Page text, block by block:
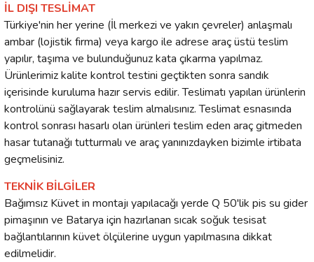
İL DIŞI TESLİMAT
Türkiye'nin her yerine (İl merkezi ve yakın çevreler) anlaşmalı
ambar (lojistik firma) veya kargo ile adrese araç üstü teslim
yapılır, taşıma ve bulunduğunuz kata çıkarma yapılmaz.
Ürünlerimiz kalite kontrol testini geçtikten sonra sandık
içerisinde kuruluma hazır servis edilir. Teslimatı yapılan ürünlerin
kontrolünü sağlayarak teslim almalısınız. Teslimat esnasında
kontrol sonrası hasarlı olan ürünleri teslim eden araç gitmeden
hasar tutanağı tutturmalı ve araç yanınızdayken bizimle irtibata
geçmelisiniz.
TEKNİK BİLGİLER
Bağımsız Küvet in montajı yapılacağı yerde Q 50'lik pis su gider
pimaşının ve Batarya için hazırlanan sıcak soğuk tesisat
bağlantılarının küvet ölçülerine uygun yapılmasına dikkat
edilmelidir.